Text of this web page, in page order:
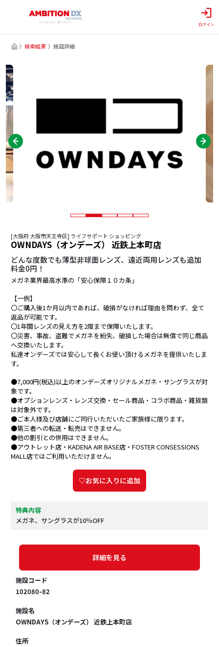
ログイン
検索結果 施設詳細
[大阪府 大阪市天王寺区] ライフサポート ショッピング
OWNDAYS（オンデーズ） 近鉄上本町店
どんな度数でも薄型非球面レンズ、遠近両用レンズも追加
料金0円！
メガネ業界最高水準の「安心保障１０カ条」
【一例】
〇ご購入後1か月以内であれば、破損がなければ理由を問わず、全て
返品が可能です。
〇1年間レンズの見え方を2度まで保障いたします。
〇災害、事故、盗難でメガネを紛失、破損した場合は無償で同じ商品
へ交換いたします。
私達オンデーズでは安心して長くお使い頂けるメガネを提供いたしま
す。
●7,000円(税込)以上のオンデーズオリジナルメガネ・サングラスが対
象です。
●オプションレンズ・レンズ交換・セール商品・コラボ商品・雑貨類
は対象外です。
●ご本人様及び店舗にご同行いただいたご家族様に限ります。
●第三者への転送・転売はできません。
●他の割引との併用はできません。
●アウトレット店・KADENA AIR BASE店・FOSTER CONSESSIONS
MALL店ではご利用いただけません。
♡お気に入りに追加
特典内容
メガネ、サングラスが10％OFF
詳細を見る
施設コード
102080-82
施設名
OWNDAYS（オンデーズ） 近鉄上本町店
住所